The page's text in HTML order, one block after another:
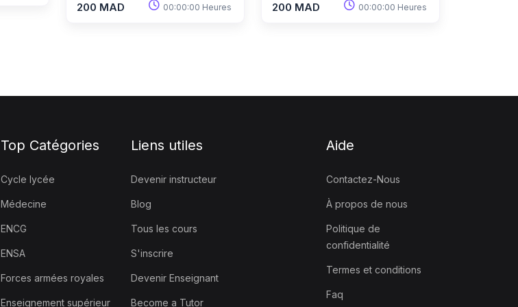
200 MAD 00:00:00 Heures 200 MAD 00:00:00 Heures
Top Catégories
Cycle lycée
Médecine
ENCG
ENSA
Forces armées royales
Enseignement supérieur
Liens utiles
Devenir instructeur
Blog
Tous les cours
S'inscrire
Devenir Enseignant
Become a Tutor
Aide
Contactez-Nous
À propos de nous
Politique de
confidentialité
Termes et conditions
Faq